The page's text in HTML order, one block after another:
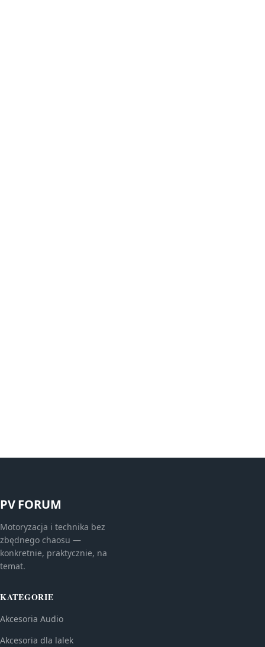
PV FORUM
Motoryzacja i technika bez
zbędnego chaosu —
konkretnie, praktycznie, na
temat.
KATEGORIE
Akcesoria Audio
Akcesoria dla lalek